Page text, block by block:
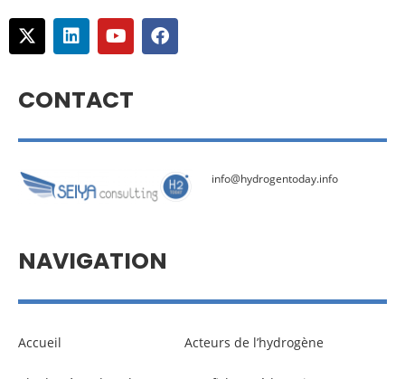
CONTACT
info@hydrogentoday.info
NAVIGATION
Accueil Acteurs de l’hydrogène